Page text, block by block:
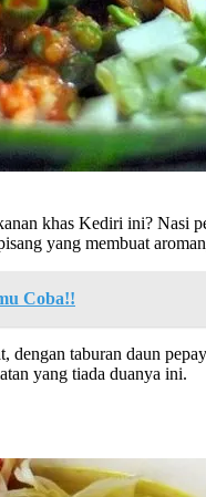
khas Kediri ini?
yang membuat
Coba!!
taburan daun
yang tiada duanya ini.